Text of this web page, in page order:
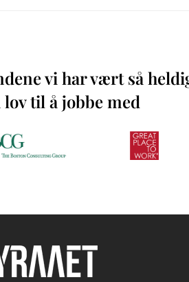
vi har vært så
lov til å jobbe med